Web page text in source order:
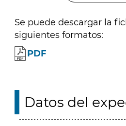
Se puede descargar la
siguientes formatos:
PDF
Datos del